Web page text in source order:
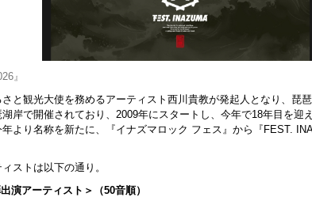
』
と観光大使を務めるアーティスト西川貴教が発起人となり、琵
岸で開催されており、2009年にスタートし、今年で18年目を迎
より名称を新たに、『イナズマロック フェス』から『FEST.
ストは以下の通り。
演アーティスト＞（50音順）